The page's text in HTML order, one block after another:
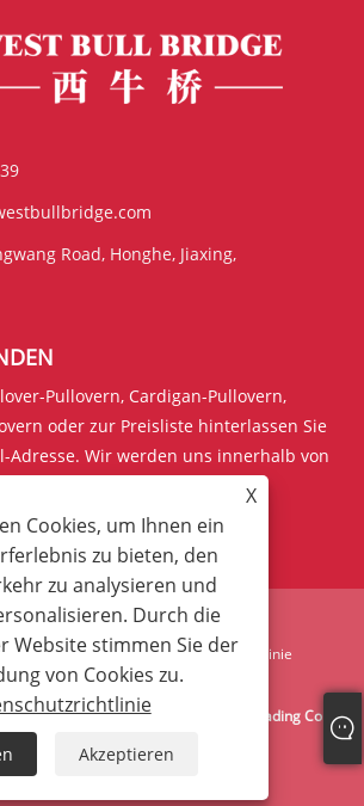
Road, Honghe, Jiaxing,
Pullovern, Cardigan-Pullovern,
oder zur Preisliste hinterlassen Sie
Adresse. Wir werden uns innerhalb von
melden.
Sitemap RSS XML Datenschutzrichtlinie
Bridge (Zhejiang) Import & Export Trading Co., Ltd.
Alle Rechte vorbehalten.
X
Cookies, um Ihnen ein
zu bieten, den
zu analysieren und
Durch die
Website stimmen Sie der
von Cookies zu.
Akzeptieren